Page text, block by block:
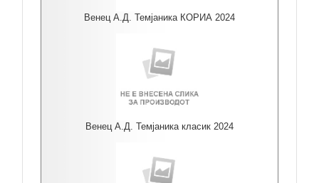
Венец А.Д. Темјаника КОРИА 2024
Венец А.Д. Темјаника класик 2024